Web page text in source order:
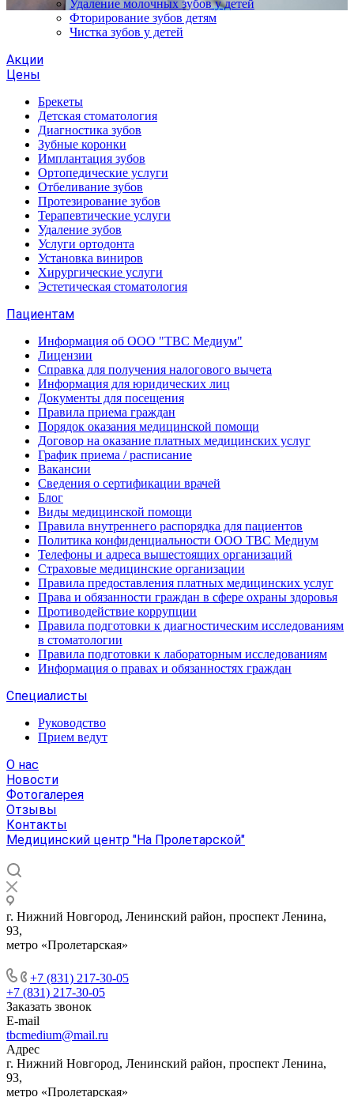
Удаление молочных зубов у детей
Фторирование зубов детям
Чистка зубов у детей
Акции
Цены
Брекеты
Детская стоматология
Диагностика зубов
Зубные коронки
Имплантация зубов
Ортопедические услуги
Отбеливание зубов
Протезирование зубов
Терапевтические услуги
Удаление зубов
Услуги ортодонта
Установка виниров
Хирургические услуги
Эстетическая стоматология
Пациентам
Информация об ООО "ТВС Медиум"
Лицензии
Справка для получения налогового вычета
Информация для юридических лиц
Документы для посещения
Правила приема граждан
Порядок оказания медицинской помощи
Договор на оказание платных медицинских услуг
График приема / расписание
Вакансии
Сведения о сертификации врачей
Блог
Виды медицинской помощи
Правила внутреннего распорядка для пациентов
Политика конфиденциальности ООО ТВС Медиум
Телефоны и адреса вышестоящих организаций
Страховые медицинские организации
Правила предоставления платных медицинских услуг
Права и обязанности граждан в сфере охраны здоровья
Противодействие коррупции
Правила подготовки к диагностическим исследованиям
в стоматологии
Правила подготовки к лабораторным исследованиям
Информация о правах и обязанностях граждан
Специалисты
Руководство
Прием ведут
О нас
Новости
Фотогалерея
Отзывы
Контакты
Медицинский центр "На Пролетарской"
г. Нижний Новгород, Ленинский район, проспект Ленина,
93,
метро «Пролетарская»
+7 (831) 217-30-05
+7 (831) 217-30-05
Заказать звонок
E-mail
tbcmedium@mail.ru
Адрес
г. Нижний Новгород, Ленинский район, проспект Ленина,
93,
метро «Пролетарская»